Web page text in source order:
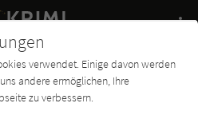
Forum Charts
verwendet. Einige davon werden
andere ermöglichen, Ihre
zu verbessern.